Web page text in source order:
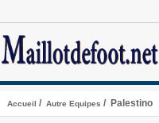
Accueil / Autre Equipes / Palestino